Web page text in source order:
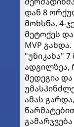
დან 8
მოხსნა, 4-
მეტოქეს
MVP გახდა.
"უნიკახა"
ადგილზეა,
შედეგია
ამას